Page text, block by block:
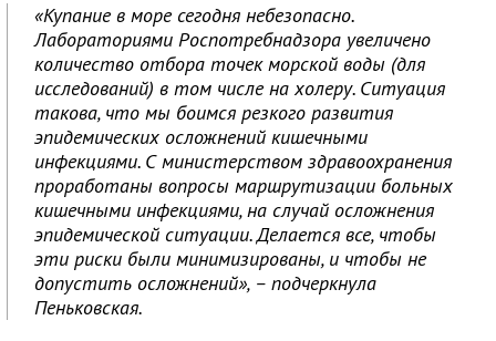
«Купание в море сегодня небезопасно.
Лабораториями Роспотребнадзора увеличено
количество отбора точек морской воды (для
исследований) в том числе на холеру. Ситуация
такова, что мы боимся резкого развития
эпидемических осложнений кишечными
инфекциями. С министерством здравоохранения
проработаны вопросы маршрутизации больных
кишечными инфекциями, на случай осложнения
эпидемической ситуации. Делается все, чтобы
эти риски были минимизированы, и чтобы не
допустить осложнений», – подчеркнула
Пеньковская.